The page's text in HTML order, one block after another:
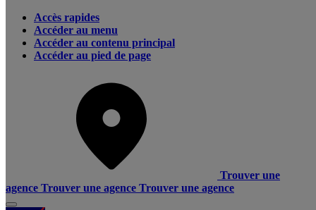
Accès rapides
Accéder au menu
Accéder au contenu principal
Accéder au pied de page
Trouver une
agence Trouver une agence Trouver une agence